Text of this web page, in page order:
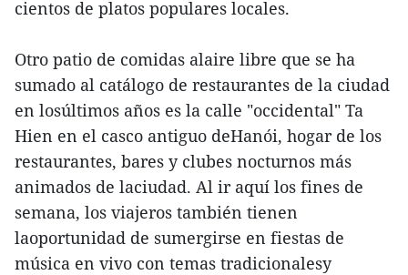
cientos de platos populares locales.
Otro patio de comidas alaire libre que se ha
sumado al catálogo de restaurantes de la ciudad
en losúltimos años es la calle "occidental" Ta
Hien en el casco antiguo deHanói, hogar de los
restaurantes, bares y clubes nocturnos más
animados de laciudad. Al ir aquí los fines de
semana, los viajeros también tienen
laoportunidad de sumergirse en fiestas de
música en vivo con temas tradicionalesy